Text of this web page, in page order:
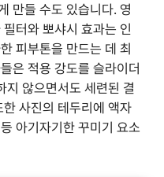
만들 수도 있습니다. 영
터와 뽀샤시 효과는 인
피부톤을 만드는 데 최
은 적용 강도를 슬라이더
지 않으면서도 세련된 결
사진의 테두리에 액자
아기자기한 꾸미기 요소